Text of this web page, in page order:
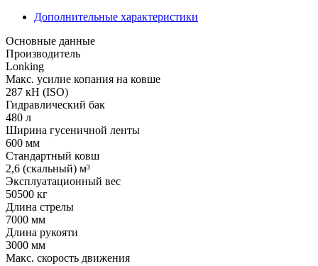
Дополнительные характеристики
Основные данные
Производитель
Lonking
Макс. усилие копания на ковше
287 кН (ISO)
Гидравлический бак
480 л
Ширина гусеничной ленты
600 мм
Стандартный ковш
2,6 (скальный) м³
Эксплуатационный вес
50500 кг
Длина стрелы
7000 мм
Длина рукояти
3000 мм
Макс. скорость движения